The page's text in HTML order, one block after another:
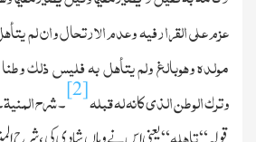
عزم علی القرارفیہ وعدم الارتحال وان لم
مولدہ وھوبالغ ولم یتأھل بہ فلیس ذلك وطنا
وترك الوطن الذی کانہ لہ قبلہ[2]۔شرح المنیۃ